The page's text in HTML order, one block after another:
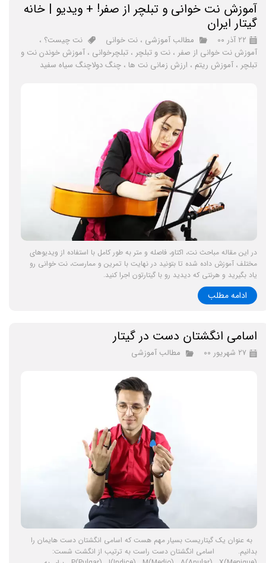
آموزش نت خوانی و تبلچر از صفر! + ویدیو | خانه
گیتار ایران
۲۲ آذر ۰۰ مطالب آموزشی ، نت خوانی نت چیست؟ ،
آموزش نت خوانی از صفر ، نت و تبلچر ، تبلچرخوانی ، آموزش خوندن نت و
تبلچر ، آموزش ریتم ، ارزش زمانی نت ها ، چنگ دولاچنگ سیاه سفید
در این مقاله مباحث نت، اکتاو، فاصله و متر به طور کامل با استفاده از ویدیوهای
مختلف آموزش داده شده تا بتونید در نهایت با تمرین و ممارست، نت خوانی رو
یاد بگیرید و هرنتی که دیدید رو با گیتارتون اجرا کنید.
ادامه مطلب
اسامی انگشتان دست در گیتار
۲۷ شهریور ۰۰ مطالب آموزشی
به عنوان یک گیتاریست بسیار مهم هست که اسامی انگشتان دست هایمان را
بدانیم. اسامی انگشتان دست راست به ترتیب از انگشت شست: